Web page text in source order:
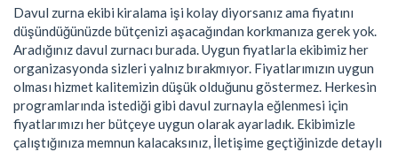
Davul zurna ekibi kiralama işi kolay diyorsanız ama fiyatını
düşündüğünüzde bütçenizi aşacağından korkmanıza gerek yok.
Aradığınız davul zurnacı burada. Uygun fiyatlarla ekibimiz her
organizasyonda sizleri yalnız bırakmıyor. Fiyatlarımızın uygun
olması hizmet kalitemizin düşük olduğunu göstermez. Herkesin
programlarında istediği gibi davul zurnayla eğlenmesi için
fiyatlarımızı her bütçeye uygun olarak ayarladık. Ekibimizle
çalıştığınıza memnun kalacaksınız, İletişime geçtiğinizde detaylı